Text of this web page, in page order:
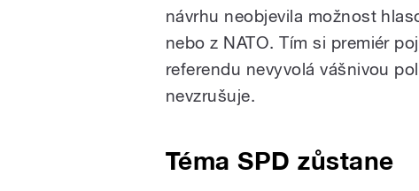
návrhu neobjevila možnost
nebo z NATO. Tím si premiér
referendu nevyvolá vášnivou
nevzrušuje.
Téma SPD zůstane